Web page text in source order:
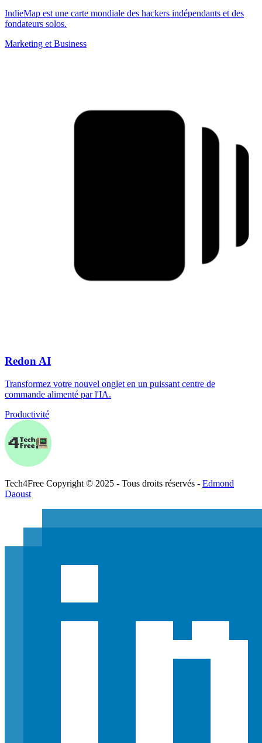
IndieMap est une carte mondiale des hackers indépendants et des
fondateurs solos.
Marketing et Business
Redon AI
Transformez votre nouvel onglet en un puissant centre de
commande alimenté par l'IA.
Productivité
Tech4Free Copyright © 2025 - Tous droits réservés - Edmond
Daoust